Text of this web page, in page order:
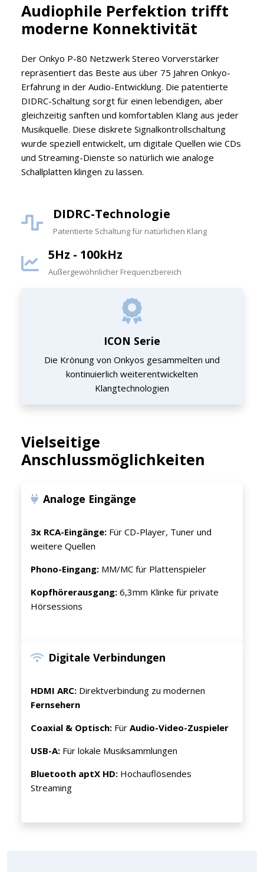
Audiophile Perfektion trifft
moderne Konnektivität
Der Onkyo P-80 Netzwerk Stereo Vorverstärker
repräsentiert das Beste aus über 75 Jahren Onkyo-
Erfahrung in der Audio-Entwicklung. Die patentierte
DIDRC-Schaltung sorgt für einen lebendigen, aber
gleichzeitig sanften und komfortablen Klang aus jeder
Musikquelle. Diese diskrete Signalkontrollschaltung
wurde speziell entwickelt, um digitale Quellen wie CDs
und Streaming-Dienste so natürlich wie analoge
Schallplatten klingen zu lassen.
DIDRC-Technologie
Patentierte Schaltung für natürlichen Klang
5Hz - 100kHz
Außergewöhnlicher Frequenzbereich
ICON Serie
Die Krönung von Onkyos gesammelten und
kontinuierlich weiterentwickelten
Klangtechnologien
Vielseitige
Anschlussmöglichkeiten
Analoge Eingänge
3x RCA-Eingänge: Für CD-Player, Tuner und
weitere Quellen
Phono-Eingang: MM/MC für Plattenspieler
Kopfhörerausgang: 6,3mm Klinke für private
Hörsessions
Digitale Verbindungen
HDMI ARC: Direktverbindung zu modernen
Fernsehern
Coaxial & Optisch: Für Audio-Video-Zuspieler
USB-A: Für lokale Musiksammlungen
Bluetooth aptX HD: Hochauflösendes
Streaming